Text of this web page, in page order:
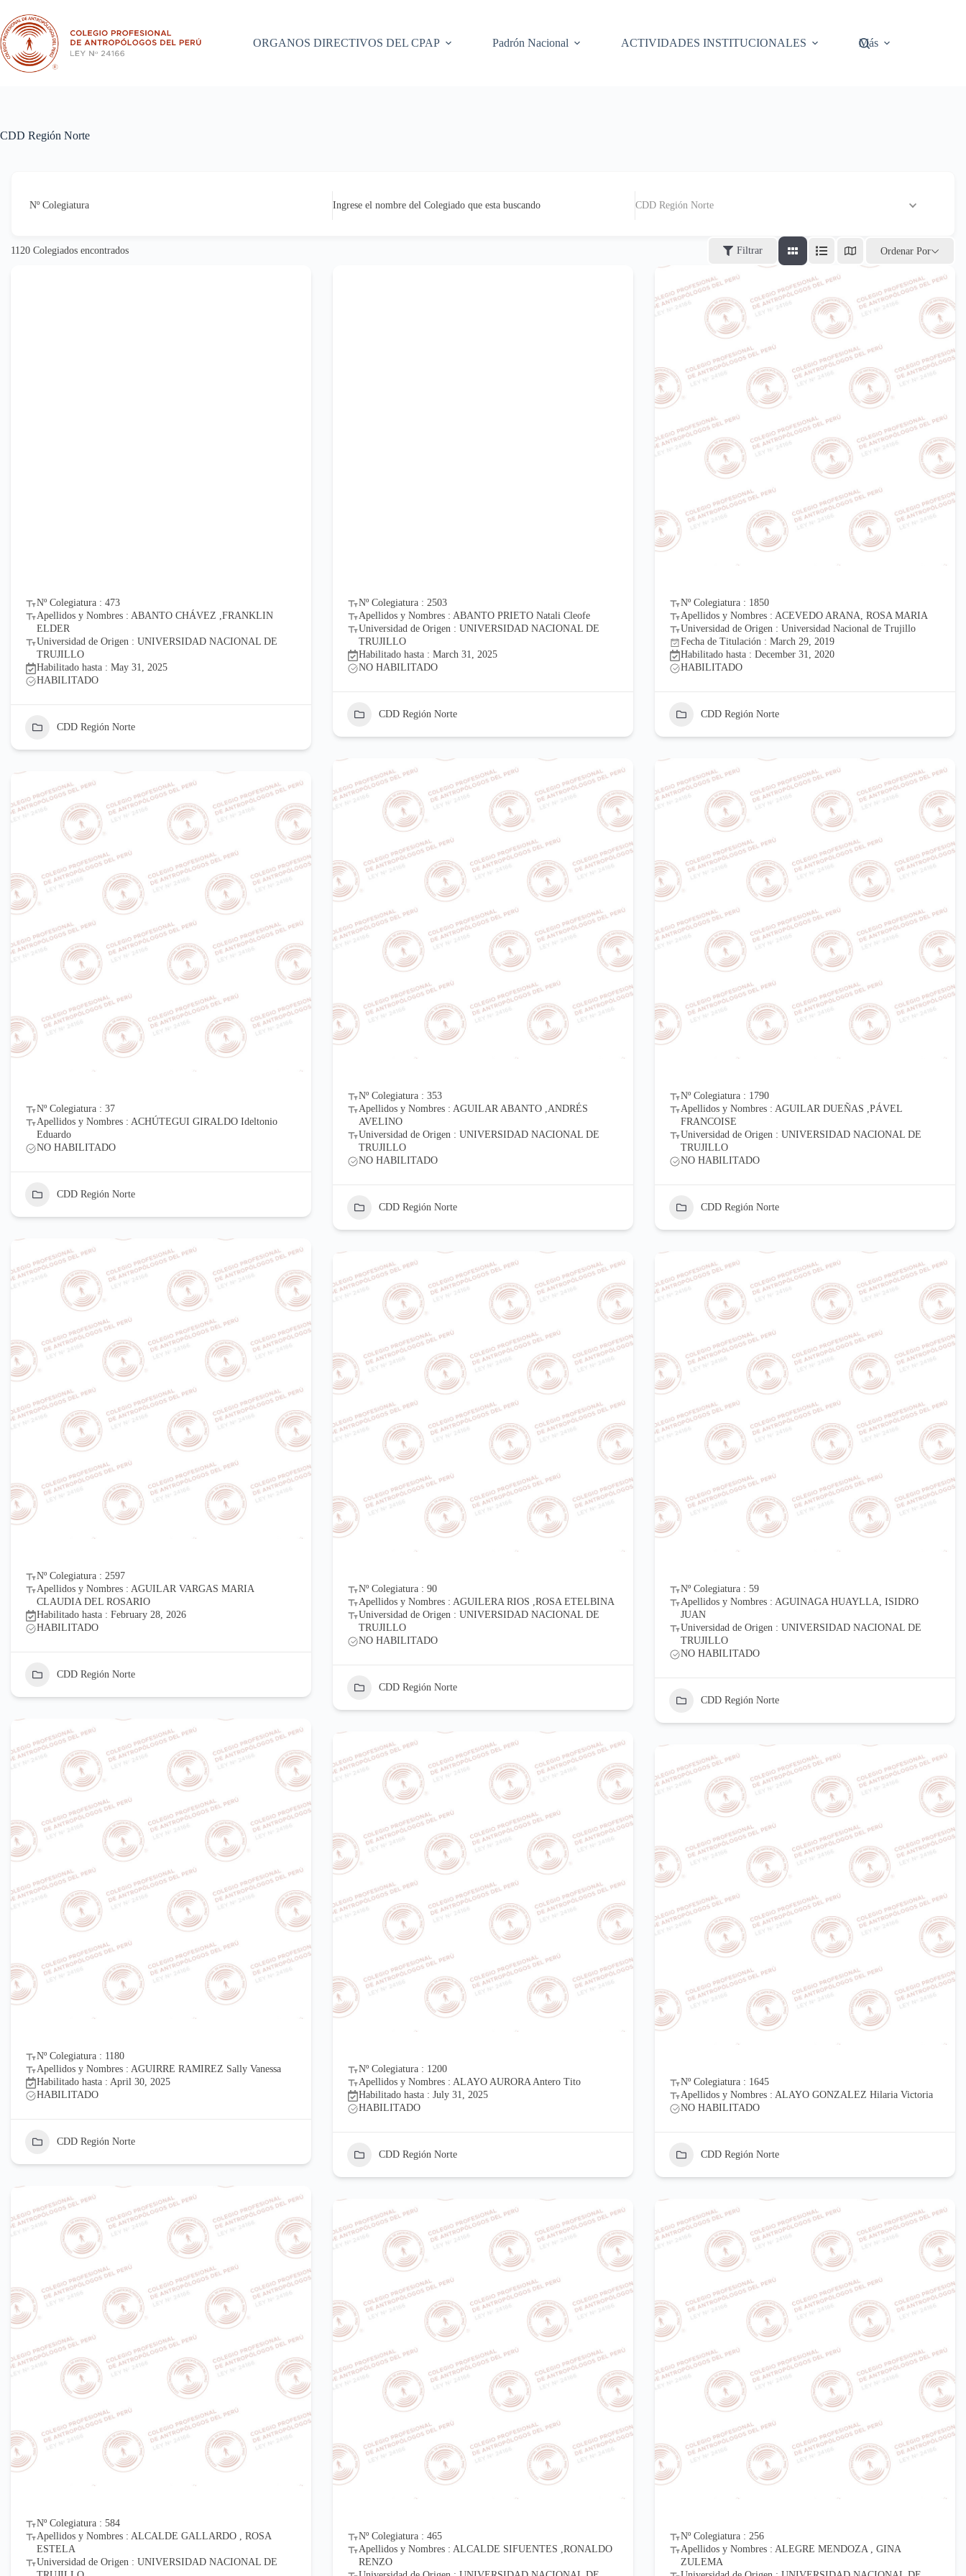
contenido
ORGANOS DIRECTIVOS DEL CPAP
Padrón Nacional ACTIVIDADES INSTITUCIONALES Más
CDD Región Norte
Nº Colegiatura Ingrese el nombre del Colegiado que esta buscando CDD Región Norte
1120 Colegiados encontrados Filtrar Ordenar Por
Nº Colegiatura : 473
Apellidos y Nombres : ABANTO CHÁVEZ ,FRANKLIN
ELDER
Universidad de Origen : UNIVERSIDAD NACIONAL DE
TRUJILLO
Habilitado hasta : May 31, 2025
HABILITADO
CDD Región Norte
Nº Colegiatura : 2503
Apellidos y Nombres : ABANTO PRIETO Natali Cleofe
Universidad de Origen : UNIVERSIDAD NACIONAL DE
TRUJILLO
Habilitado hasta : March 31, 2025
NO HABILITADO
CDD Región Norte
Nº Colegiatura : 1850
Apellidos y Nombres : ACEVEDO ARANA, ROSA MARIA
Universidad de Origen : Universidad Nacional de Trujillo
Fecha de Titulación : March 29, 2019
Habilitado hasta : December 31, 2020
HABILITADO
CDD Región Norte
Nº Colegiatura : 37
Apellidos y Nombres : ACHÚTEGUI GIRALDO Ideltonio
Eduardo
NO HABILITADO
CDD Región Norte
Nº Colegiatura : 353
Apellidos y Nombres : AGUILAR ABANTO ,ANDRÉS
AVELINO
Universidad de Origen : UNIVERSIDAD NACIONAL DE
TRUJILLO
NO HABILITADO
CDD Región Norte
Nº Colegiatura : 1790
Apellidos y Nombres : AGUILAR DUEÑAS ,PÁVEL
FRANCOISE
Universidad de Origen : UNIVERSIDAD NACIONAL DE
TRUJILLO
NO HABILITADO
CDD Región Norte
Nº Colegiatura : 2597
Apellidos y Nombres : AGUILAR VARGAS MARIA
CLAUDIA DEL ROSARIO
Habilitado hasta : February 28, 2026
HABILITADO
CDD Región Norte
Nº Colegiatura : 90
Apellidos y Nombres : AGUILERA RIOS ,ROSA ETELBINA
Universidad de Origen : UNIVERSIDAD NACIONAL DE
TRUJILLO
NO HABILITADO
CDD Región Norte
Nº Colegiatura : 59
Apellidos y Nombres : AGUINAGA HUAYLLA, ISIDRO
JUAN
Universidad de Origen : UNIVERSIDAD NACIONAL DE
TRUJILLO
NO HABILITADO
CDD Región Norte
Nº Colegiatura : 1180
Apellidos y Nombres : AGUIRRE RAMIREZ Sally Vanessa
Habilitado hasta : April 30, 2025
HABILITADO
CDD Región Norte
Nº Colegiatura : 1200
Apellidos y Nombres : ALAYO AURORA Antero Tito
Habilitado hasta : July 31, 2025
HABILITADO
CDD Región Norte
Nº Colegiatura : 1645
Apellidos y Nombres : ALAYO GONZALEZ Hilaria Victoria
NO HABILITADO
CDD Región Norte
Nº Colegiatura : 584
Apellidos y Nombres : ALCALDE GALLARDO , ROSA
ESTELA
Universidad de Origen : UNIVERSIDAD NACIONAL DE
Nº Colegiatura : 465
Apellidos y Nombres : ALCALDE SIFUENTES ,RONALDO
RENZO
Nº Colegiatura : 256
Apellidos y Nombres : ALEGRE MENDOZA , GINA
ZULEMA